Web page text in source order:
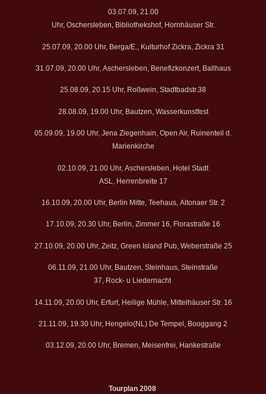
03.07.09, 21.00
Uhr, Oschersleben, Bibliothekshof, Hornhäuser Str.
25.07.09, 20.00 Uhr, Berga/E., Kulturhof Zickra, Zickra 31
31.07.09, 20.00 Uhr, Aschersleben, Benefizkonzert, Ballhaus
25.08.09, 20.15 Uhr, Roßwein, Stadtbadstr.38
28.08.09, 19.00 Uhr, Bautzen, Wasserkunstfest
05.09.09, 19.00 Uhr, Jena Ziegenhain, Open Air, Ruinenteil d.
Marienkirche
02.10.09, 21.00 Uhr, Aschersleben, Hotel Stadt
ASL, Herrenbreite 17
16.10.09, 20.00 Uhr, Berlin Mitte, Teehaus, Altonaer Str. 2
17.10.09, 20.30 Uhr, Berlin, Zimmer 16, Florastraße 16
27.10.09, 20.00 Uhr, Zeitz, Green Island Pub, Weberstraße 25
06.11.09, 21.00 Uhr, Bautzen, Steinhaus, Steinstraße
37, Rock- u Liedernacht
14.11.09, 20.00 Uhr, Erfurt, Heilige Mühle, Mittelhäuser Str. 16
21.11.09, 19.30 Uhr, Hengelo(NL) De Tempel, Booggang 2
03.12.09, 20.00 Uhr, Bremen, Meisenfrei, Hankestraße
Tourplan 2008